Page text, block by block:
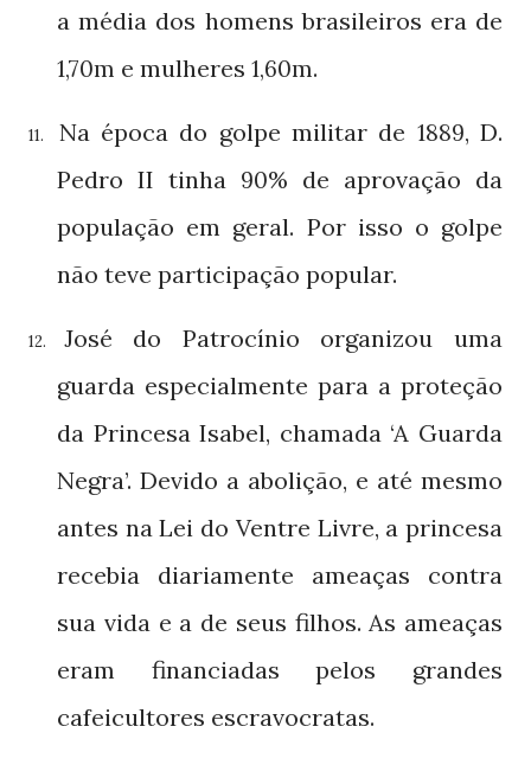
a média dos homens brasileiros era de
1,70m e mulheres 1,60m.
11. Na época do golpe militar de 1889, D.
Pedro II tinha 90% de aprovação da
população em geral. Por isso o golpe
não teve participação popular.
12.
José do Patrocínio organizou uma
guarda especialmente para a proteção
da Princesa Isabel, chamada ‘A Guarda
Negra’. Devido a abolição, e até mesmo
antes na Lei do Ventre Livre, a princesa
recebia diariamente ameaças contra
sua vida e a de seus filhos. As ameaças
eram financiadas pelos grandes
cafeicultores escravocratas.